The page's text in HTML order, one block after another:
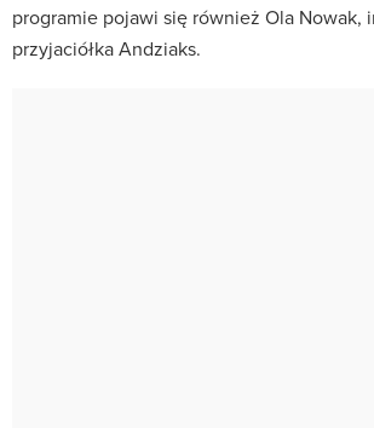
programie pojawi się również Ola Nowak,
przyjaciółka Andziaks.